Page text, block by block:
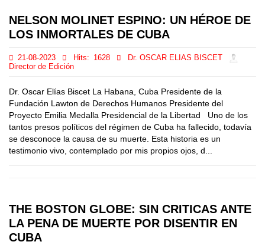
NELSON MOLINET ESPINO: UN HÉROE DE
LOS INMORTALES DE CUBA
21-08-2023 Hits: 1628
Dr. OSCAR ELIAS BISCET
Director de Edición
Dr. Oscar Elías Biscet La Habana, Cuba Presidente de la
Fundación Lawton de Derechos Humanos Presidente del
Proyecto Emilia Medalla Presidencial de la Libertad Uno de los
tantos presos políticos del régimen de Cuba ha fallecido, todavía
se desconoce la causa de su muerte. Esta historia es un
testimonio vivo, contemplado por mis propios ojos, d...
THE BOSTON GLOBE: SIN CRITICAS ANTE
LA PENA DE MUERTE POR DISENTIR EN
CUBA